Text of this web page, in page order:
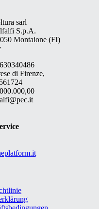
sarl
S.p.A.
Montaione (FI)
di Firenze,